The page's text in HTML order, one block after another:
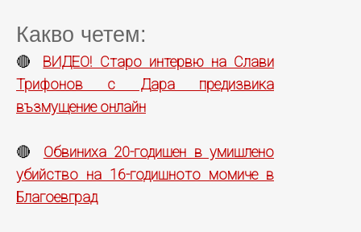
Какво четем:
🔴 ВИДЕО! Старо интервю на Слави
Трифонов с Дара предизвика
възмущение онлайн
🔴 Обвиниха 20-годишен в умишлено
убийство на 16-годишното момиче в
Благоевград